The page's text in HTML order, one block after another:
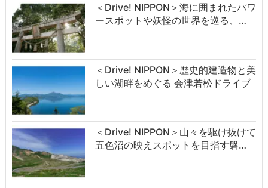
＜Drive! NIPPON＞海に囲まれたパワ
ースポットや妖怪の世界を巡る、…
＜Drive! NIPPON＞歴史的建造物と美
しい湖畔をめぐる 会津若松ドライブ
＜Drive! NIPPON＞山々を駆け抜けて
五色沼の映えスポットを目指す磐…